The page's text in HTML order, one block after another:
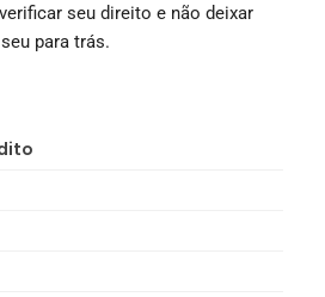
seu direito e não deixar
para trás.